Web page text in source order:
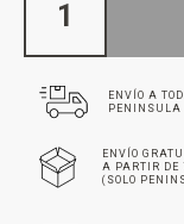
ENVÍO A
PENINSULA
ENVÍO
A PARTIR DE
(SOLO